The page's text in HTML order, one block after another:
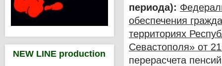
NEW LINE production
периода):
обеспечения
территориях
Севастополя» от
перерасчета